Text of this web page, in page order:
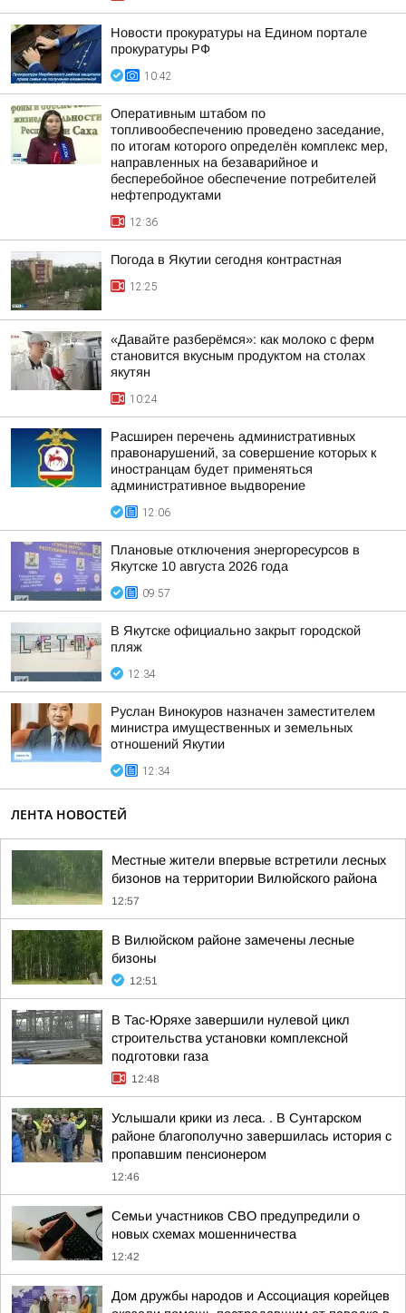
Новости прокуратуры на Едином портале
прокуратуры РФ
10:42
Оперативным штабом по
топливообеспечению проведено заседание,
по итогам которого определён комплекс мер,
направленных на безаварийное и
бесперебойное обеспечение потребителей
нефтепродуктами
12:36
Погода в Якутии сегодня контрастная
12:25
«Давайте разберёмся»: как молоко с ферм
становится вкусным продуктом на столах
якутян
10:24
Расширен перечень административных
правонарушений, за совершение которых к
иностранцам будет применяться
административное выдворение
12:06
Плановые отключения энергоресурсов в
Якутске 10 августа 2026 года
09:57
В Якутске официально закрыт городской
пляж
12:34
Руслан Винокуров назначен заместителем
министра имущественных и земельных
отношений Якутии
12:34
ЛЕНТА НОВОСТЕЙ
Местные жители впервые встретили лесных
бизонов на территории Вилюйского района
12:57
В Вилюйском районе замечены лесные
бизоны
12:51
В Тас-Юряхе завершили нулевой цикл
строительства установки комплексной
подготовки газа
12:48
Услышали крики из леса. . В Сунтарском
районе благополучно завершилась история с
пропавшим пенсионером
12:46
Семьи участников СВО предупредили о
новых схемах мошенничества
12:42
Дом дружбы народов и Ассоциация корейцев